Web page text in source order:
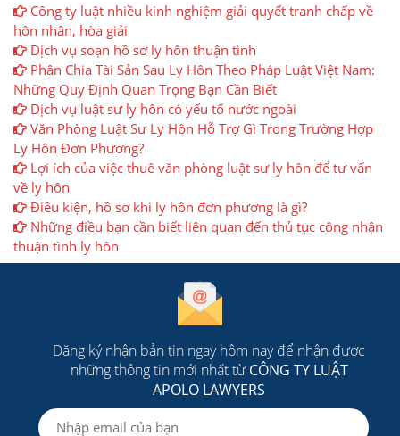
Công ty luật nhiều kinh nghiệm giải quyết tranh chấp về
hôn nhân, hòa giải
Dịch vụ soạn hồ sơ ly hôn thuận tình
Phân Chia Tài Sản Sau Ly Hôn Theo Pháp Luật Việt Nam:
Những Quy Định Quan Trọng Bạn Cần Biết
Dịch vụ luật sư ly hôn có yếu tố nước ngoài
Văn Phòng Luật Sư Ly Hôn Hỗ Trợ Gì Trong Trường Hợp
Ly Hôn Đơn Phương?
Lợi ích của việc thuê văn phòng luật sư ly hôn để tư vấn
về ly hôn
Điều kiện, hồ sơ khi ly hôn đơn phương là gì?
Những điều bạn cần biết liên quan đến thủ tục công nhận
thuận tình ly hôn
Đăng ký nhận bản tin ngay hôm nay để nhận được
những thông tin mới nhất từCÔNG TY LUẬT
APOLO LAWYERS